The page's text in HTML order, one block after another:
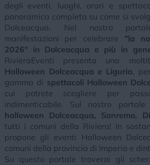
degli eventi, luoghi, orari e
panoramica completa su come si
Dolceacqua. Nel nostro
manifestazioni per celebrare "la
2026" in Dolceacqua e più in
RivieraEventi presenta una
Halloween Dolceacqua e Liguria,
gamma di spettacoli Halloween
cui potrete scegliere per
indimenticabile. Sul nostro portale
halloween Dolceacqua, Sanremo,
tutti i comuni della Riviera! In
propone gli eventi Halloween
comuni della provincia di Imperia e
Su questo portale troverai gli